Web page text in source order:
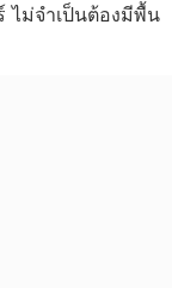
ไม่จำเป็นต้องมีพื้น